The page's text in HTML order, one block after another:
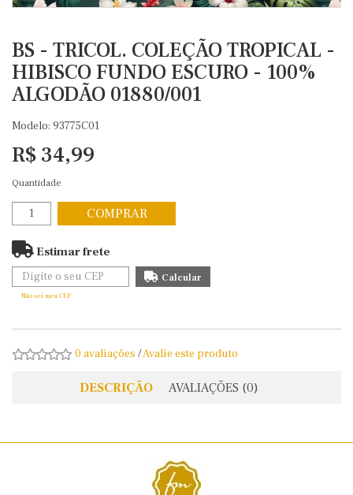
BS - TRICOL. COLEÇÃO TROPICAL -
HIBISCO FUNDO ESCURO - 100%
ALGODÃO 01880/001
Modelo: 93775C01
R$ 34,99
Quantidade
COMPRAR
Estimar frete
Não sei meu CEP
0 avaliações /Avalie este produto
DESCRIÇÃO AVALIAÇÕES (0)